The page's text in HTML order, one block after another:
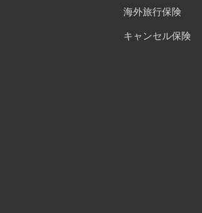
海外旅行保険
キャンセル保険